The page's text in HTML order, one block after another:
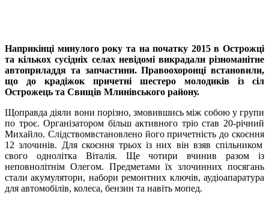
Наприкінці минулого року та на початку 2015 в Острожці
та кількох сусідніх селах невідомі викрадали різноманітне
автоприладдя та запчастини. Правоохоронці встановили,
що до крадіжок причетні шестеро молодиків із сіл
Острожець та Свищів Млинівського району.
Щоправда діяли вони порізно, змовившись між собою у групи
по троє. Організатором більш активного тріо став 20-річний
Михайло. Слідствомвстановлено його причетність до скоєння
12 злочинів. Для скоєння трьох із них він взяв спільником
свого однолітка Віталія. Ще чотири вчинив разом із
неповнолітнім Олегом. Предметами їх злочинних посягань
стали акумулятори, набори ремонтних ключів, аудіоапаратура
для автомобілів, колеса, бензин та навіть мопед.